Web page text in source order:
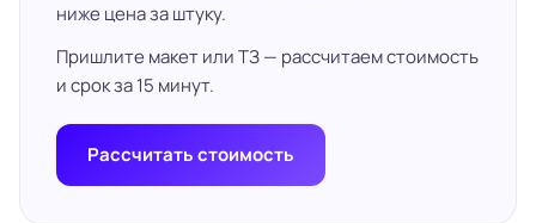
ниже цена за штуку.
Пришлите макет или ТЗ — рассчитаем стоимость
и срок за 15 минут.
Рассчитать стоимость